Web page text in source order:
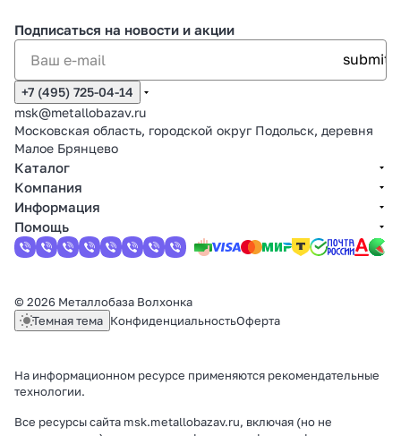
Подписаться на новости и акции
+7 (495) 725-04-14
msk@metallobazav.ru
Московская область, городской округ Подольск, деревня
Малое Брянцево
Каталог
Компания
Информация
Помощь
© 2026 Металлобаза Волхонка
Темная тема КонфиденциальностьОферта
На информационном ресурсе применяются рекомендательные
технологии.
Все ресурсы сайта msk.metallobazav.ru, включая (но не